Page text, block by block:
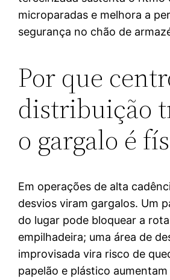
microparadas e melhora a
segurança no chão de
Por que
distribuição
o gargalo é
Em operações de alta
desvios viram gargalos. Um
do lugar pode bloquear a
empilhadeira; uma área de
improvisada vira risco de
papelão e plástico